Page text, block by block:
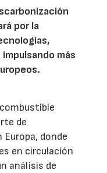
por la
más
de
donde
en circulación
análisis de